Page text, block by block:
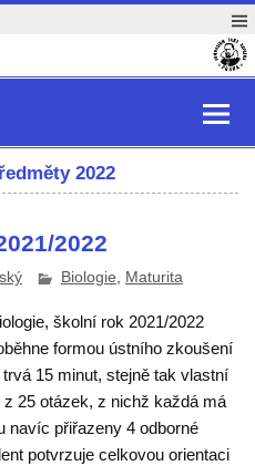
2022
2022
Biologie, Maturita
školní rok 2021/2022
formou ústního zkoušení
15 minut, stejně tak vlastní
25 otázek, z nichž každá má
navíc přiřazeny 4 odborné
potvrzuje celkovou orientaci